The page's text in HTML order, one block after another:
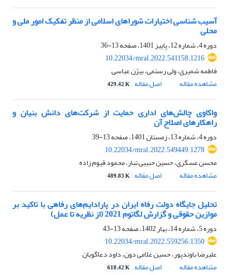
آسیب شناسی اختیارات شوراهای اسلامی از منظر تفکیک امور ملی و
محلی
دوره 4، شماره 12، پاییز 1401، صفحه
13-36
10.22034/mral.2022.541158.1216
فاطمه شمیری، ولی رستمی، بیژن عباسی
مشاهده مقاله
اصل مقاله 429.42 K
واکاوی چالش‌های اداری حمایت از شرکت‌های دانش بنیان و
راهکارهای اصلاح آن
دوره 4، شماره 13، زمستان 1401، صفحه
13-39
10.22034/mral.2022.549449.1278
محسن عسگری، حسین حبیبی تبار، محمود قیوم زاده
مشاهده مقاله
اصل مقاله 489.83 K
تحلیل جایگاه دولت رفاه ایران در پارادایم‌های رفاهی با تاکید بر
موازین حقوقی و گزارش لگاتوم 2021 (از نظریه تا عمل)
دوره 5، شماره 14، بهار 1402، صفحه
13-43
10.22034/mral.2022.559256.1350
علیرضا باوندپور، حسین غلامی دون، داود دعاگویان
مشاهده مقاله
اصل مقاله 618.42 K